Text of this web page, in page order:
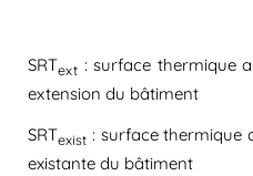
SRText : surface thermique
extension du bâtiment
SRTexist : surface thermique
existante du bâtiment